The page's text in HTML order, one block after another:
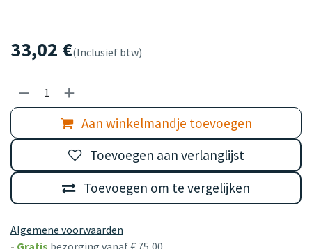
33,02 €(Inclusief btw)
Aan winkelmandje toevoegen
Toevoegen om te vergelijken
Toevoegen aan verlanglijst
Algemene voorwaarden
- Gratis bezorging vanaf € 75,00